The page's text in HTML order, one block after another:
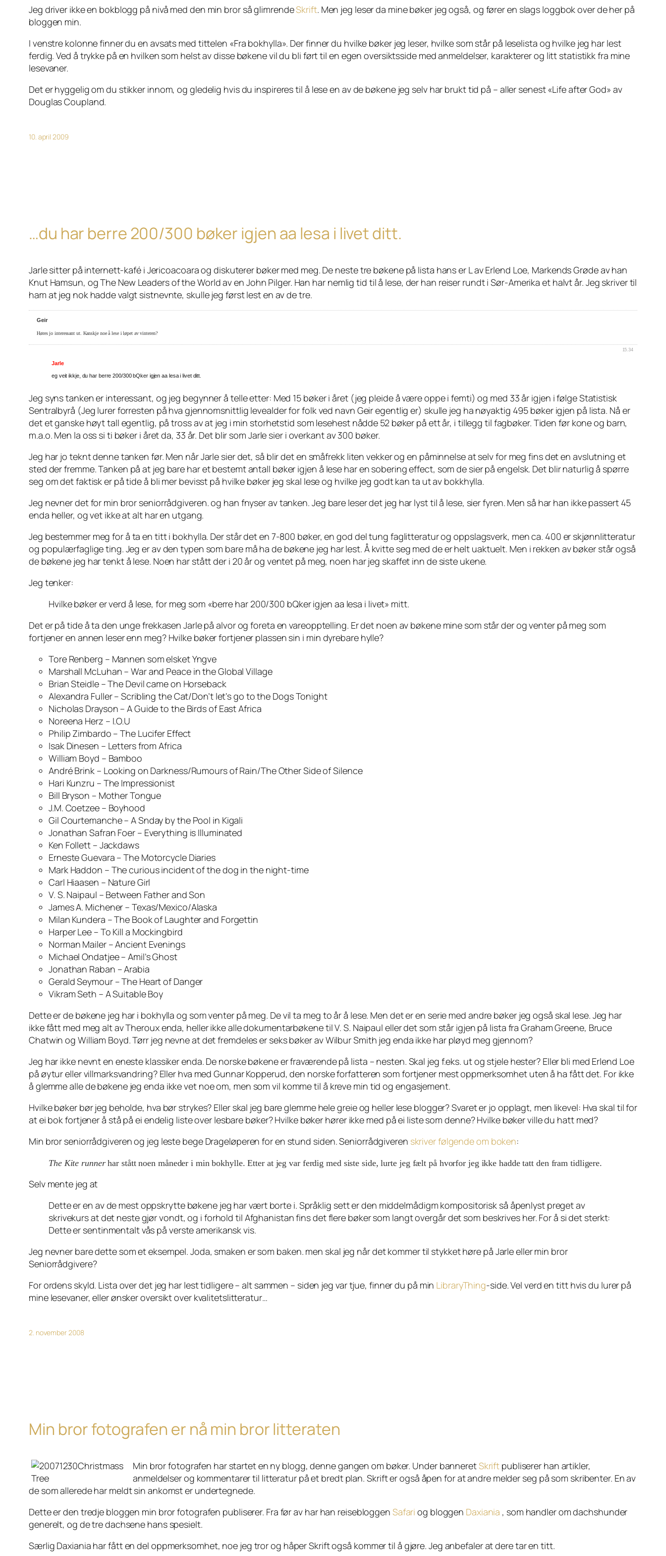
Jeg driver ikke en bokblogg på nivå med den min bror så glimrendeSkrift. Men jeg leser da mine bøker jeg også, og fører en slags loggbok over de her på
bloggen min.
I venstre kolonne finner du en avsats med tittelen «Fra bokhylla». Der finner du hvilke bøker jeg leser, hvilke som står på leselista og hvilke jeg har lest
ferdig. Ved å trykke på en hvilken som helst av disse bøkene vil du bli ført til en egen oversiktsside med anmeldelser, karakterer og litt statistikk fra mine
lesevaner.
Det er hyggelig om du stikker innom, og gledelig hvis du inspireres til å lese en av de bøkene jeg selv har brukt tid på – aller senest «Life after God» av
Douglas Coupland.
10. april 2009
…du har berre 200/300 bøker igjen aa lesa i livet ditt.
Jarle sitter på internett-kafé i Jericoacoara og diskuterer bøker med meg. De neste tre bøkene på lista hans er L av Erlend Loe, Markends Grøde av han
Knut Hamsun, og The New Leaders of the World av en John Pilger. Han har nemlig tid til å lese, der han reiser rundt i Sør-Amerika et halvt år. Jeg skriver til
ham at jeg nok hadde valgt sistnevnte, skulle jeg først lest en av de tre.
Geir
Høres jo interessant ut. Kanskje noe å lese i løpet av vinteren?
15.34
Jarle
eg veit ikkje, du har berre 200/300 bQker igjen aa lesa i livet ditt.
Jeg syns tanken er interessant, og jeg begynner å telle etter: Med 15 bøker i året (jeg pleide å være oppe i femti) og med 33 år igjen i følge Statistisk
Sentralbyrå (Jeg lurer forresten på hva gjennomsnittlig levealder for folk ved navn Geir egentlig er) skulle jeg ha nøyaktig 495 bøker igjen på lista. Nå er
det et ganske høyt tall egentlig, på tross av at jeg i min storhetstid som lesehest nådde 52 bøker på ett år, i tillegg til fagbøker. Tiden før kone og barn,
m.a.o. Men la oss si ti bøker i året da, 33 år. Det blir som Jarle sier i overkant av 300 bøker.
Jeg har jo teknt denne tanken før. Men når Jarle sier det, så blir det en småfrekk liten vekker og en påminnelse at selv for meg fins det en avslutning et
sted der fremme. Tanken på at jeg bare har et bestemt antall bøker igjen å lese har en sobering effect, som de sier på engelsk. Det blir naturlig å spørre
seg om det faktisk er på tide å bli mer bevisst på hvilke bøker jeg skal lese og hvilke jeg godt kan ta ut av bokkhylla.
Jeg nevner det for min bror seniorrådgiveren. og han fnyser av tanken. Jeg bare leser det jeg har lyst til å lese, sier fyren. Men så har han ikke passert 45
enda heller, og vet ikke at alt har en utgang.
Jeg bestemmer meg for å ta en titt i bokhylla. Der står det en 7-800 bøker, en god del tung faglitteratur og oppslagsverk, men ca. 400 er skjønnlitteratur
og populærfaglige ting. Jeg er av den typen som bare må ha de bøkene jeg har lest. Å kvitte seg med de er helt uaktuelt. Men i rekken av bøker står også
de bøkene jeg har tenkt å lese. Noen har stått der i 20 år og ventet på meg, noen har jeg skaffet inn de siste ukene.
Jeg tenker:
Hvilke bøker er verd å lese, for meg som «berre har 200/300 bQker igjen aa lesa i livet» mitt.
Det er på tide å ta den unge frekkasen Jarle på alvor og foreta en vareopptelling. Er det noen av bøkene mine som står der og venter på meg som
fortjener en annen leser enn meg? Hvilke bøker fortjener plassen sin i min dyrebare hylle?
Tore Renberg – Mannen som elsket Yngve
Marshall McLuhan – War and Peace in the Global Village
Brian Steidle – The Devil came on Horseback
Alexandra Fuller – Scribling the Cat/Don’t let’s go to the Dogs Tonight
Nicholas Drayson – A Guide to the Birds of East Africa
Noreena Herz – I.O.U
Philip Zimbardo – The Lucifer Effect
Isak Dinesen – Letters from Africa
William Boyd – Bamboo
André Brink – Looking on Darkness/Rumours of Rain/The Other Side of Silence
Hari Kunzru – The Impressionist
Bill Bryson – Mother Tongue
J.M. Coetzee – Boyhood
Gil Courtemanche – A Snday by the Pool in Kigali
Jonathan Safran Foer – Everything is Illuminated
Ken Follett – Jackdaws
Erneste Guevara – The Motorcycle Diaries
Mark Haddon – The curious incident of the dog in the night-time
Carl Hiaasen – Nature Girl
V. S. Naipaul – Between Father and Son
James A. Michener – Texas/Mexico/Alaska
Milan Kundera – The Book of Laughter and Forgettin
Harper Lee – To Kill a Mockingbird
Norman Mailer – Ancient Evenings
Michael Ondatjee – Amil’s Ghost
Jonathan Raban – Arabia
Gerald Seymour – The Heart of Danger
Vikram Seth – A Suitable Boy
Dette er de bøkene jeg har i bokhylla og som venter på meg. De vil ta meg to år å lese. Men det er en serie med andre bøker jeg også skal lese. Jeg har
ikke fått med meg alt av Theroux enda, heller ikke alle dokumentarbøkene til V. S. Naipaul eller det som står igjen på lista fra Graham Greene, Bruce
Chatwin og William Boyd. Tørr jeg nevne at det fremdeles er seks bøker av Wilbur Smith jeg enda ikke har pløyd meg gjennom?
Jeg har ikke nevnt en eneste klassiker enda. De norske bøkene er fraværende på lista – nesten. Skal jeg f.eks. ut og stjele hester? Eller bli med Erlend Loe
på øytur eller villmarksvandring? Eller hva med Gunnar Kopperud, den norske forfatteren som fortjener mest oppmerksomhet uten å ha fått det. For ikke
å glemme alle de bøkene jeg enda ikke vet noe om, men som vil komme til å kreve min tid og engasjement.
Hvilke bøker bør jeg beholde, hva bør strykes? Eller skal jeg bare glemme hele greie og heller lese blogger? Svaret er jo opplagt, men likevel: Hva skal til for
at ei bok fortjener å stå på ei endelig liste over lesbare bøker? Hvilke bøker hører ikke med på ei liste som denne? Hvilke bøker ville du hatt med?
Min bror seniorrådgiveren og jeg leste bege Drageløperen for en stund siden. Seniorrådgiveren skriver følgende om boken:
The Kite runnerhar stått noen måneder i min bokhylle. Etter at jeg var ferdig med siste side, lurte jeg fælt på hvorfor jeg ikke hadde tatt den fram tidligere.
Selv mente jeg at
Dette er en av de mest oppskrytte bøkene jeg har vært borte i. Språklig sett er den middelmådigm kompositorisk så åpenlyst preget av
skrivekurs at det neste gjør vondt, og i forhold til Afghanistan fins det flere bøker som langt overgår det som beskrives her. For å si det sterkt:
Dette er sentinmentalt vås på verste amerikansk vis.
Jeg nevner bare dette som et eksempel. Joda, smaken er som baken. men skal jeg når det kommer til stykket høre på Jarle eller min bror
Seniorrådgivere?
For ordens skyld. Lista over det jeg har lest tidligere – alt sammen – siden jeg var tjue, finner du på min LibraryThing-side. Vel verd en titt hvis du lurer på
mine lesevaner, eller ønsker oversikt over kvalitetslitteratur…
2. november 2008
Min bror fotografen er nå min bror litteraten
Min bror fotografen har startet en ny blogg, denne gangen om bøker. Under banneretSkrift publiserer han artikler,
anmeldelser og kommentarer til litteratur på et bredt plan. Skrifter også åpen for at andre melder seg på som skribenter. En av
de som allerede har meldt sin ankomst er undertegnede.
Dette er den tredje bloggen min bror fotografen publiserer. Fra før av har han reisebloggen Safari og bloggen Daxiania , som handler om dachshunder
generelt, og de tre dachsene hans spesielt.
Særlig Daxiania har fått en del oppmerksomhet, noe jeg tror og håperSkriftogså kommer til å gjøre. Jeg anbefaler at dere tar en titt.